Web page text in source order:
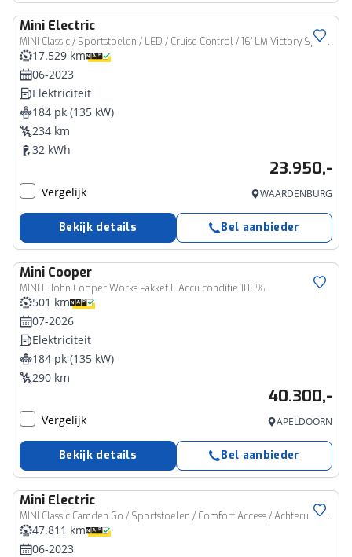
Mini Electric
MINI Classic / Sportstoelen / LED / Cruise Control / 16" LM Victory Spoke zwart
17.529 km
06-2023
Elektriciteit
184 pk (135 kW)
234 km
32 kWh
23.950,-
Vergelijk WAARDENBURG
Bekijk details Bel aanbieder
Mini Cooper
MINI E John Cooper Works Pakket L Accu conditie 100%
501 km
07-2026
Elektriciteit
184 pk (135 kW)
290 km
40.300,-
Vergelijk APELDOORN
Bekijk details Bel aanbieder
Mini Electric
MINI Classic Camden Go / Sportstoelen / Comfort Access / Achteruitrijcamera / LED / Cruise Control / Stoelverwarming
47.811 km
06-2023